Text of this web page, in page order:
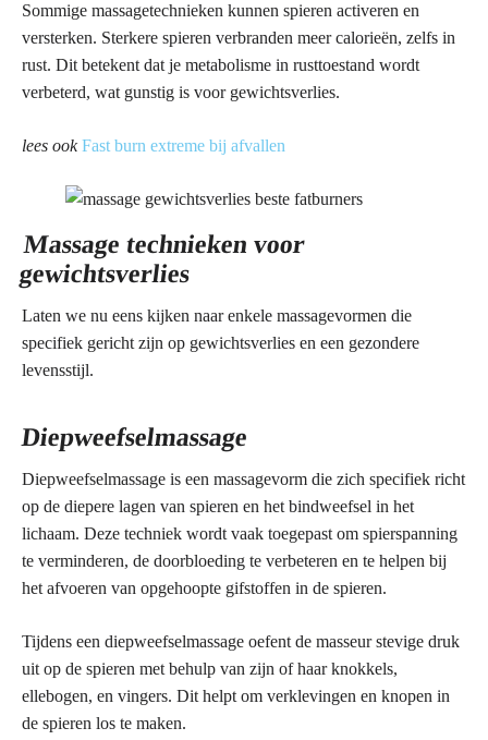
Sommige massagetechnieken kunnen spieren activeren en
versterken. Sterkere spieren verbranden meer calorieën, zelfs in
rust. Dit betekent dat je metabolisme in rusttoestand wordt
verbeterd, wat gunstig is voor gewichtsverlies.
lees ookFast burn extreme bij afvallen
Massage technieken voor
gewichtsverlies
Laten we nu eens kijken naar enkele massagevormen die
specifiek gericht zijn op gewichtsverlies en een gezondere
levensstijl.
Diepweefselmassage
Diepweefselmassage is een massagevorm die zich specifiek richt
op de diepere lagen van spieren en het bindweefsel in het
lichaam. Deze techniek wordt vaak toegepast om spierspanning
te verminderen, de doorbloeding te verbeteren en te helpen bij
het afvoeren van opgehoopte gifstoffen in de spieren.
Tijdens een diepweefselmassage oefent de masseur stevige druk
uit op de spieren met behulp van zijn of haar knokkels,
ellebogen, en vingers. Dit helpt om verklevingen en knopen in
de spieren los te maken.